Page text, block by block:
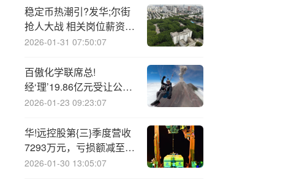
稳定币热潮引?发华;尔街
抢人大战 相关岗位薪资直
追企业银行董事总经理
2026-01-31 07:50:07
百傲化学联席总!
经‘理’19.86亿元受让公司
10%股份
2026-01-23 09:23:07
华!远控股第{三}季度营收
7293万元，亏损额减至
1402万元
2026-01-30 13:05:07